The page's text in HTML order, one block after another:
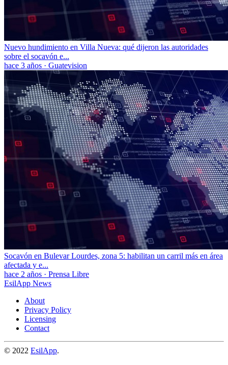
Nuevo hundimiento en Villa Nueva: qué dijeron las autoridades
sobre el socavón e...
hace 3 años · Guatevision
Socavón en Bulevar Lourdes, zona 5: habilitan un carril más en área
afectada y e...
hace 2 años · Prensa Libre
EsilApp News
About
Privacy Policy
Licensing
Contact
© 2022 EsilApp.